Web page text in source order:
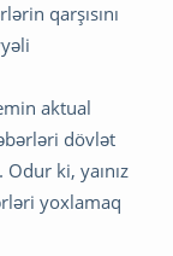
qarşısını
aktual
dövlət
ki, yaınız
yoxlamaq